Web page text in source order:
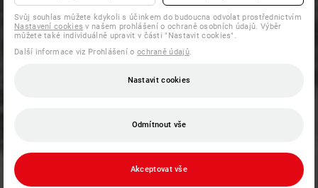
Svůj souhlas můžete kdykoli s účinkem do budoucna odvolat prostřednictvím
Nastavení cookies v našem prohlášení o ochraně osobních údajů. Výběr
můžete také individuálně upravit v části "Nastavit cookies".
Další informace viz Prohlášení o ochraně údajů.
Nastavit cookies
Odmítnout vše
Akceptovat vše